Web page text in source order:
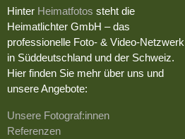
Hinter Heimatfotos steht die
Heimatlichter GmbH – das
professionelle Foto- & Video-Netzwerk
in Süddeutschland und der Schweiz.
Hier finden Sie mehr über uns und
unsere Angebote:
Unsere Fotograf:innen
Referenzen